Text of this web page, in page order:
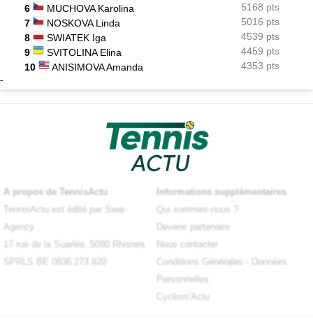
6
MUCHOVA Karolina
5168 pts
7
NOSKOVA Linda
5016 pts
8
SWIATEK Iga
4539 pts
9
SVITOLINA Elina
4459 pts
10
ANISIMOVA Amanda 4353 pts
-
A propos de TennisActu
TennisActu est édité par Swar-
Agency
17 rue de la Suarlée, 5080 Rhisnes
SPRLS BE 0836.273.820
Informations supplémentaires
Qui sommes-nous ?
Devenir partenaire
Nous contacter
Conditions Générales
Données
Personnelles
Cyclism'Actu